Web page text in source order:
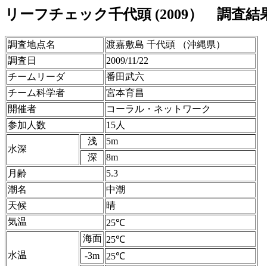
リーフチェック千代頭 (2009） 調査結
調査地点名
渡嘉敷島 千代頭 （沖縄県）
調査日
2009/11/22
チームリーダ
番田武六
チーム科学者
宮本育昌
開催者
コーラル・ネットワーク
参加人数
15人
水深
浅
5m
深
8m
月齢
5.3
潮名
中潮
天候
晴
気温
25℃
水温
海面 25℃
-3m
25℃